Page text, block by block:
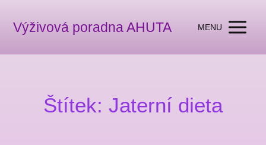
Výživová poradna AHUTA MENU
Štítek: Jaterní dieta